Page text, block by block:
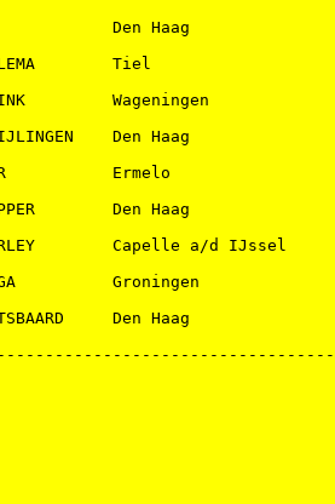
Den Haag
Tiel
Wageningen
Den Haag
Ermelo
Den Haag
Capelle a/d IJssel
Groningen
Den Haag